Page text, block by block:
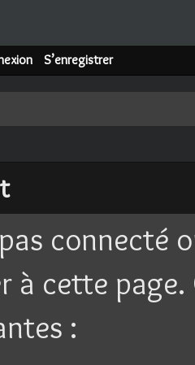
S’enregistrer
connecté
à cette
: